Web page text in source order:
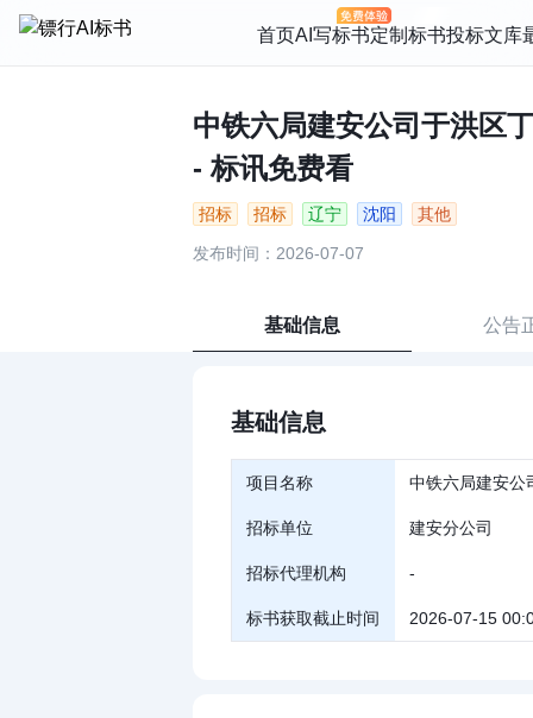
首页AI写标书定制标书投标文库
中铁六局建安公司于洪区
- 标讯免费看
招标 招标 辽宁 沈阳 其他
发布时间：2026-07-07
基础信息 公告
基础信息
项目名称 中铁六局建安公
招标单位 建安分公司
招标代理机构 -
标书获取截止时间 2026-07-15